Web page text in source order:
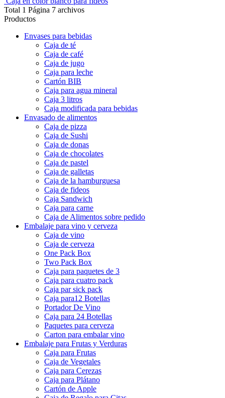
Total 1 Página 7 archivos
Productos
Envases para bebidas
Caja de té
Caja de café
Caja de jugo
Caja para leche
Cartón BIB
Caja para agua mineral
Caja 3 litros
Caja modificada para bebidas
Envasado de alimentos
Caja de pizza
Caja de Sushi
Caja de donas
Caja de chocolates
Caja de pastel
Caja de galletas
Caja de la hamburguesa
Caja de fideos
Caja Sandwich
Caja para carne
Caja de Alimentos sobre pedido
Embalaje para vino y cerveza
Caja de vino
Caja de cerveza
One Pack Box
Two Pack Box
Caja para paquetes de 3
Caja para cuatro pack
Caja par sick pack
Caja para12 Botellas
Portador De Vino
Caja para 24 Botellas
Paquetes para cerveza
Carton para embalar vino
Embalaje para Frutas y Verduras
Caja para Frutas
Caja de Vegetales
Caja para Cerezas
Caja para Plátano
Cartón de Apple